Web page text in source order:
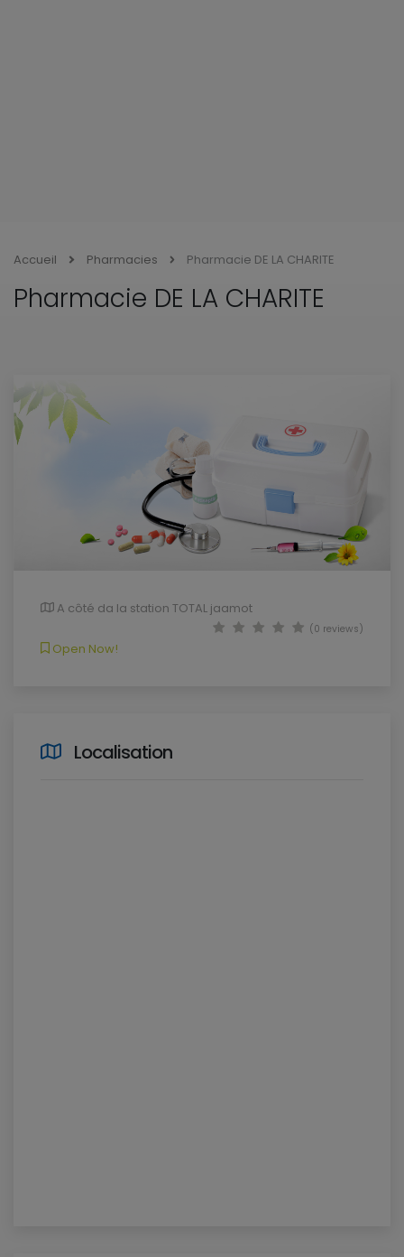
Accueil Pharmacies Pharmacie DE LA CHARITE
Pharmacie DE LA CHARITE
A côté da la station TOTAL jaamot
(0 reviews)
Open Now!
Localisation